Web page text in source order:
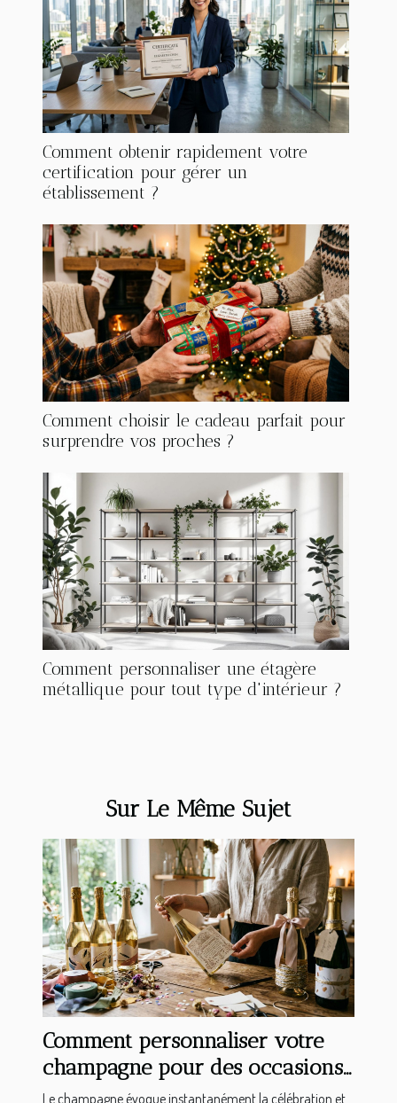
Comment obtenir rapidement votre
certification pour gérer un
établissement ?
Comment choisir le cadeau parfait pour
surprendre vos proches ?
Comment personnaliser une étagère
métallique pour tout type d'intérieur ?
Sur Le Même Sujet
Comment personnaliser votre
champagne pour des occasions
spéciales ?
Le champagne évoque instantanément la célébration et